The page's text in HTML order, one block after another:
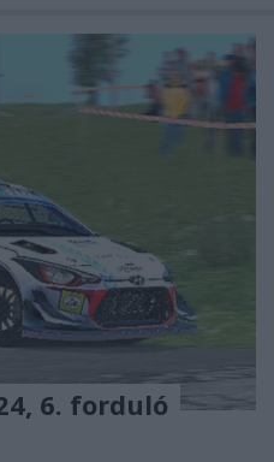
6. forduló